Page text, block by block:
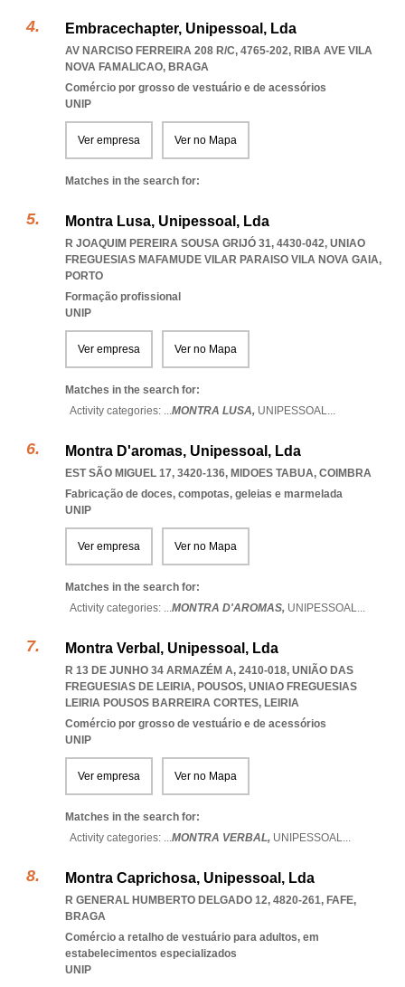
Embracechapter, Unipessoal, Lda
AV NARCISO FERREIRA 208 R/C, 4765-202, RIBA AVE VILA
NOVA FAMALICAO, BRAGA
Comércio por grosso de vestuário e de acessórios
UNIP
Ver empresa Ver no Mapa
Matches in the search for:
Montra Lusa, Unipessoal, Lda
R JOAQUIM PEREIRA SOUSA GRIJÓ 31, 4430-042, UNIAO
FREGUESIAS MAFAMUDE VILAR PARAISO VILA NOVA GAIA,
PORTO
Formação profissional
UNIP
Ver empresa Ver no Mapa
Matches in the search for:
Activity categories: ...MONTRA LUSA, UNIPESSOAL...
Montra D'aromas, Unipessoal, Lda
EST SÃO MIGUEL 17, 3420-136, MIDOES TABUA, COIMBRA
Fabricação de doces, compotas, geleias e marmelada
UNIP
Ver empresa Ver no Mapa
Matches in the search for:
Activity categories: ...MONTRA D'AROMAS, UNIPESSOAL...
Montra Verbal, Unipessoal, Lda
R 13 DE JUNHO 34 ARMAZÉM A, 2410-018, UNIÃO DAS
FREGUESIAS DE LEIRIA, POUSOS, UNIAO FREGUESIAS
LEIRIA POUSOS BARREIRA CORTES, LEIRIA
Comércio por grosso de vestuário e de acessórios
UNIP
Ver empresa Ver no Mapa
Matches in the search for:
Activity categories: ...MONTRA VERBAL, UNIPESSOAL...
Montra Caprichosa, Unipessoal, Lda
R GENERAL HUMBERTO DELGADO 12, 4820-261, FAFE,
BRAGA
Comércio a retalho de vestuário para adultos, em
estabelecimentos especializados
UNIP